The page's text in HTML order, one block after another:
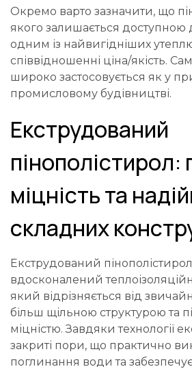
Окремо варто зазначити, що
якого залишається доступною
одним із найвигідніших
співвідношенні ціна/якість.
широко застосовується як у
промисловому будівництві.
Екструдований
пінополістирол:
міцність та
складних
Екструдований пінополістирол
вдосконалений
який відрізняється від
більш щільною структурою та
міцністю. Завдяки технології
закриті пори, що практично
поглинання води та забезпечує